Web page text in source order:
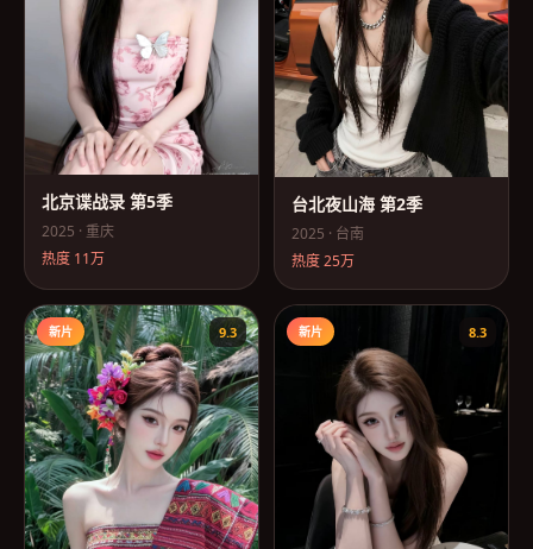
北京谍战录 第5季
2025 · 重庆
热度 11万
台北夜山海 第2季
2025 · 台南
热度25万
新片 9.3 新片 8.3